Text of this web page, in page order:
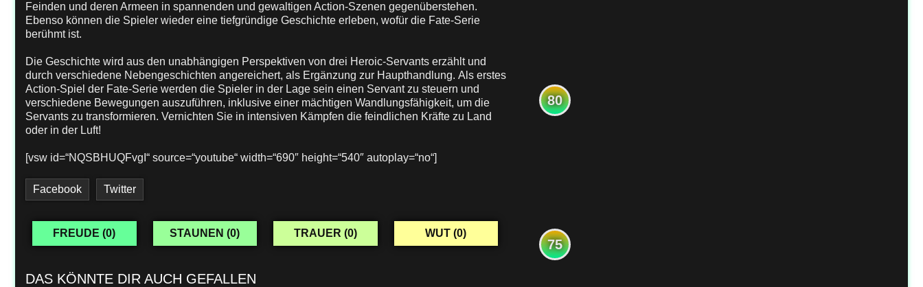
Feinden und deren Armeen in spannenden und gewaltigen Action-Szenen gegenüberstehen.
Ebenso können die Spieler wieder eine tiefgründige Geschichte erleben, wofür die Fate-Serie
berühmt ist.
Die Geschichte wird aus den unabhängigen Perspektiven von drei Heroic-Servants erzählt und
durch verschiedene Nebengeschichten angereichert, als Ergänzung zur Haupthandlung. Als erstes
Action-Spiel der Fate-Serie werden die Spieler in der Lage sein einen Servant zu steuern und
verschiedene Bewegungen auszuführen, inklusive einer mächtigen Wandlungsfähigkeit, um die
Servants zu transformieren. Vernichten Sie in intensiven Kämpfen die feindlichen Kräfte zu Land
oder in der Luft!
[vsw id=“NQSBHUQFvgI“ source=“youtube“ width=“690″ height=“540″ autoplay=“no“]
Facebook Twitter
FREUDE (0) STAUNEN (0) TRAUER (0) WUT (0)
DAS KÖNNTE DIR AUCH GEFALLEN
80
75